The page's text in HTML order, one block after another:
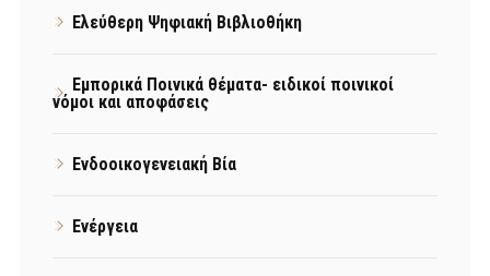
Ελεύθερη Ψηφιακή Βιβλιοθήκη
Εμπορικά Ποινικά θέματα- ειδικοί ποινικοί
νόμοι και αποφάσεις
Ενδοοικογενειακή Βία
Ενέργεια